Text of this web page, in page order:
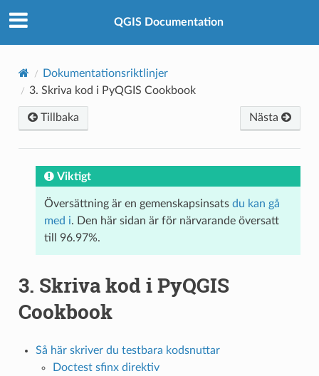
QGIS Documentation
Dokumentationsriktlinjer
3. Skriva kod i PyQGIS Cookbook
Tillbaka Nästa
Viktigt
Översättning är en gemenskapsinsats du kan gå
med i. Den här sidan är för närvarande översatt
till 96.97%.
3. Skriva kod i PyQGIS
Cookbook
Så här skriver du testbara kodsnuttar
Doctest sfinx direktiv